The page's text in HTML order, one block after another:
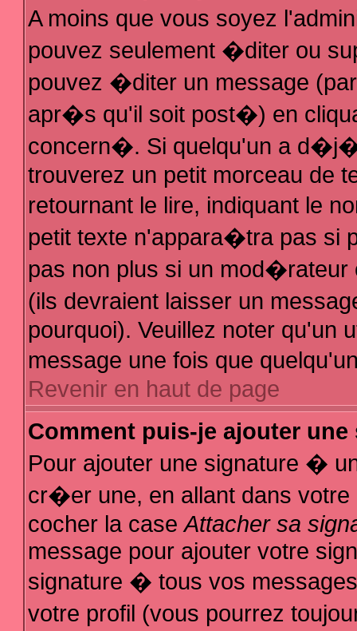
A moins que vous soyez
pouvez seulement �diter ou
pouvez �diter un message
apr�s qu'il soit post�) en
concern�. Si quelqu'un a
trouverez un petit morceau de
retournant le lire, indiquant le
petit texte n'appara�tra pas si
pas non plus si un
(ils devraient laisser un
pourquoi). Veuillez noter qu'un
message une fois que
Revenir en haut de page
Comment puis-je ajouter
Pour ajouter une signature �
cr�er une, en allant dans
cocher la caseAttacher sa
message pour ajouter votre
signature � tous vos
votre profil (vous pourrez